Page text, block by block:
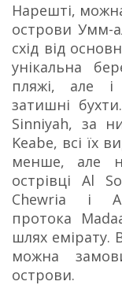
Нарешті,
острови Умм-
схід від
унікальна
пляжі, але і
затишні
Sinniyah, за
Keabe, всі їх
менше, але
острівці Al
Chewria і
протока
шлях емірату.
можна
острови.